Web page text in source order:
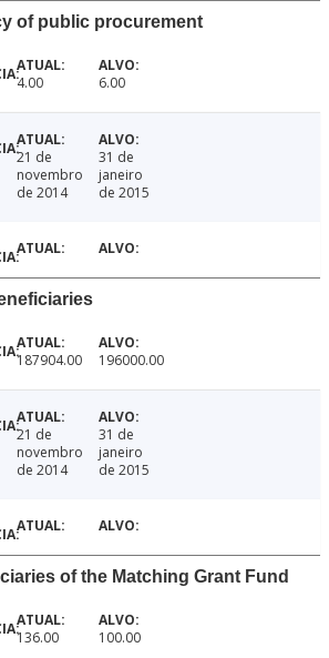
of public procurement
4.00 6.00
21 de
novembro
de 2014
31 de
janeiro
de 2015
187904.00 196000.00
21 de
novembro
de 2014
31 de
janeiro
de 2015
of the Matching Grant Fund
136.00 100.00